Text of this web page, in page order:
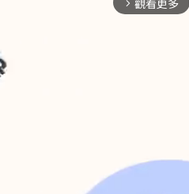
arrow_forward_ios 觀看更多